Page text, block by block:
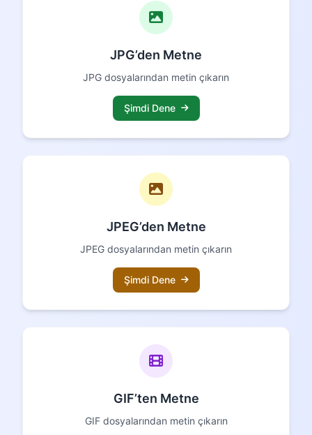
JPG’den Metne
JPG dosyalarından metin çıkarın
Şimdi Dene
JPEG’den Metne
JPEG dosyalarından metin çıkarın
Şimdi Dene
GIF’ten Metne
GIF dosyalarından metin çıkarın